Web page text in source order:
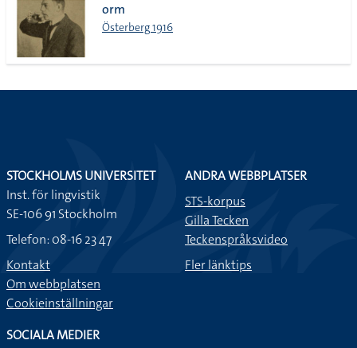
orm
Österberg 1916
STOCKHOLMS UNIVERSITET
Inst. för lingvistik
SE-106 91 Stockholm
Telefon: 08-16 23 47
Kontakt
Om webbplatsen
Cookieinställningar
ANDRA WEBBPLATSER
STS-korpus
Gilla Tecken
Teckenspråksvideo
Fler länktips
SOCIALA MEDIER